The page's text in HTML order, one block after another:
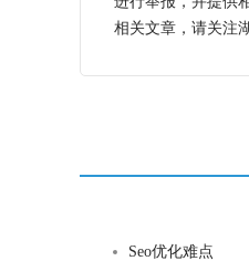
相关文章，请关注
Seo优化难点